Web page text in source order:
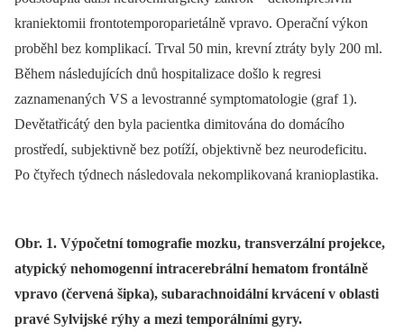
kraniektomii frontotemporoparietálně vpravo. Operační výkon
proběhl bez komplikací. Trval 50 min, krevní ztráty byly 200 ml.
Během následujících dnů hospitalizace došlo k regresi
zaznamenaných VS a levostranné symptomatologie (graf 1).
Devětatřicátý den byla pacientka dimitována do domácího
prostředí, subjektivně bez potíží, objektivně bez neurodeficitu.
Po čtyřech týdnech následovala nekomplikovaná kranioplastika.
Obr. 1. Výpočetní tomografie mozku, transverzální projekce,
atypický nehomogenní intracerebrální hematom frontálně
vpravo (červená šipka), subarachnoidální krvácení v oblasti
pravé Sylvijské rýhy a mezi temporálními gyry.